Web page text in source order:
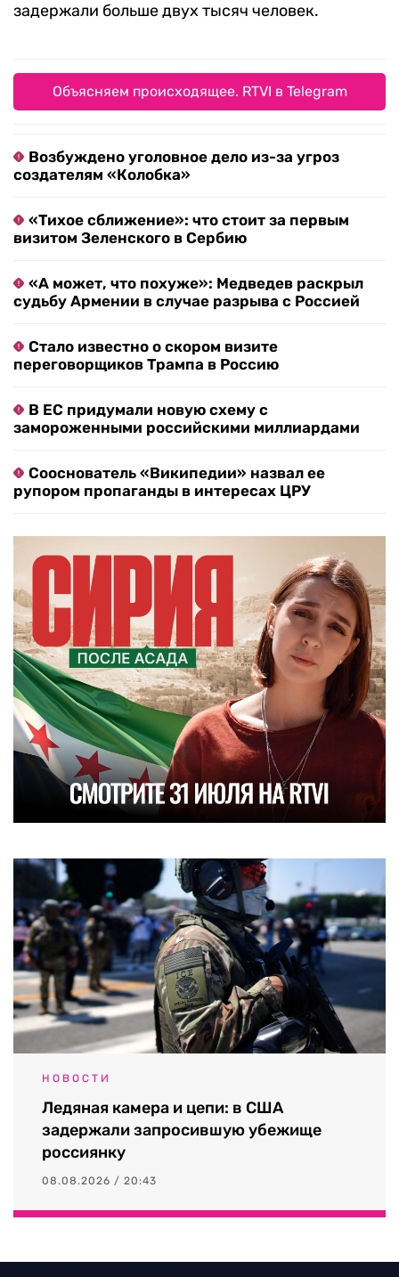
задержали больше двух тысяч человек.
Объясняем происходящее. RTVI в Telegram
Возбуждено уголовное дело из-за угроз
создателям «Колобка»
«Тихое сближение»: что стоит за первым
визитом Зеленского в Сербию
«А может, что похуже»: Медведев раскрыл
судьбу Армении в случае разрыва с Россией
Стало известно о скором визите
переговорщиков Трампа в Россию
В ЕС придумали новую схему с
замороженными российскими миллиардами
Сооснователь «Википедии» назвал ее
рупором пропаганды в интересах ЦРУ
НОВОСТИ
Ледяная камера и цепи: в США
задержали запросившую убежище
россиянку
08.08.2026 / 20:43